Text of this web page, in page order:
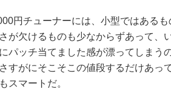
円チューナーには、小型ではあるも
が欠けるものも少なからずあって、
パッチ当てました感が漂ってしまう
すがにそこそこの値段するだけあっ
スマートだ。